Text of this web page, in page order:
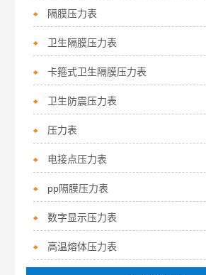
隔膜压力表
卫生隔膜压力表
卡箍式卫生隔膜压力表
卫生防震压力表
压力表
电接点压力表
pp隔膜压力表
数字显示压力表
高温熔体压力表